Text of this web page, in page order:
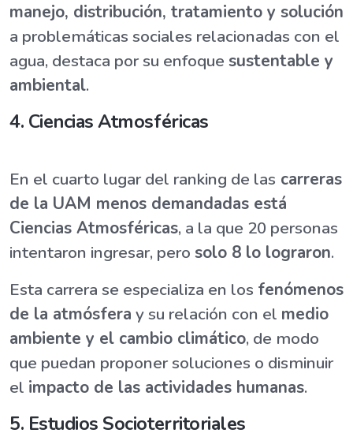
manejo, distribución, tratamiento y solución
a problemáticas sociales relacionadas con el
agua, destaca por su enfoque sustentable y
ambiental.
4. Ciencias Atmosféricas
En el cuarto lugar del ranking de las carreras
de la UAM menos demandadas está
Ciencias Atmosféricas, a la que 20 personas
intentaron ingresar, pero solo 8 lo lograron.
Esta carrera se especializa en los fenómenos
de la atmósfera y su relación con el medio
ambiente y el cambio climático, de modo
que puedan proponer soluciones o disminuir
el impacto de las actividades humanas.
5. Estudios Socioterritoriales